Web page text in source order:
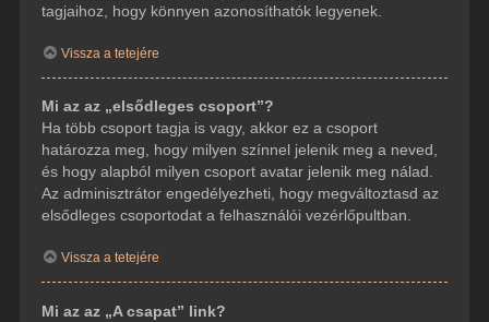
tagjaihoz, hogy könnyen azonosíthatók legyenek.
Vissza a tetejére
Mi az az „elsődleges csoport”?
Ha több csoport tagja is vagy, akkor ez a csoport
határozza meg, hogy milyen színnel jelenik meg a neved,
és hogy alapból milyen csoport avatar jelenik meg nálad.
Az adminisztrátor engedélyezheti, hogy megváltoztasd az
elsődleges csoportodat a felhasználói vezérlőpultban.
Vissza a tetejére
Mi az az „A csapat” link?